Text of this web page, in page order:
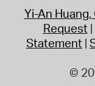
Yi-An
Request
Statement
©